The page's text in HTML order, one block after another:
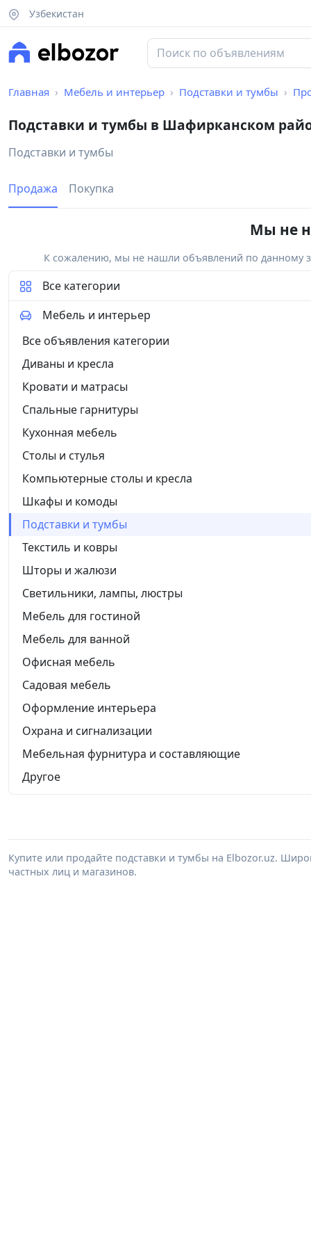
Узбекистан
Главная Мебель и интерьер Подставки и тумбы
Подставки и тумбы в Шафирканском
Подставки и тумбы
Продажа Покупка
Мы не
К сожалению, мы не нашли объявлений по данному
Все категории
Мебель и интерьер
Все объявления категории
Диваны и кресла
Кровати и матрасы
Спальные гарнитуры
Кухонная мебель
Столы и стулья
Компьютерные столы и кресла
Шкафы и комоды
Подставки и тумбы
Текстиль и ковры
Шторы и жалюзи
Светильники, лампы, люстры
Мебель для гостиной
Мебель для ванной
Офисная мебель
Садовая мебель
Оформление интерьера
Охрана и сигнализации
Мебельная фурнитура и составляющие
Другое
Купите или продайте подставки и тумбы на Elbozor.uz.
частных лиц и магазинов.